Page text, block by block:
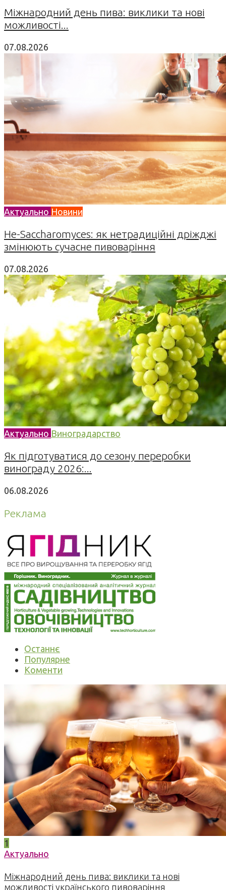
Міжнародний день пива: виклики та нові
можливості...
07.08.2026
Актуально Новини
Не-Saccharomyces: як нетрадиційні дріжджі
змінюють сучасне пивоваріння
07.08.2026
Актуально Виноградарство
Як підготуватися до сезону переробки
винограду 2026:...
06.08.2026
Реклама
Останнє
Популярне
Коменти
1
Актуально
Міжнародний день пива: виклики та нові
можливості українського пивоваріння